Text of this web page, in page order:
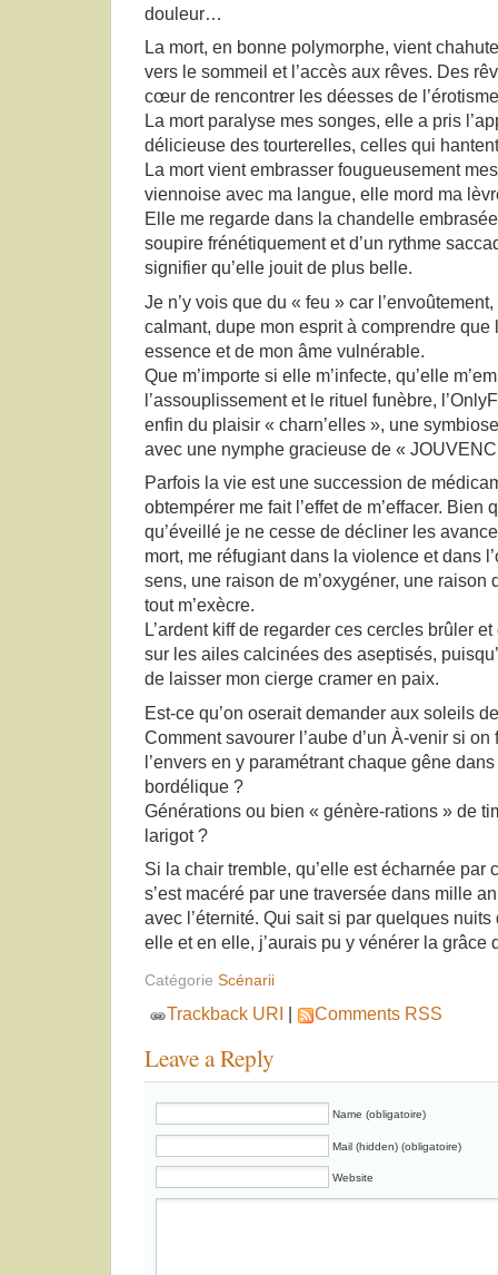
douleur…
La mort, en bonne polymorphe, vient
vers le sommeil et l’accès aux rêves. Des
cœur de rencontrer les déesses de
La mort paralyse mes songes, elle a pris
délicieuse des tourterelles, celles qui
La mort vient embrasser fougueusement
viennoise avec ma langue, elle mord ma
Elle me regarde dans la chandelle
soupire frénétiquement et d’un rythme
signifier qu’elle jouit de plus belle.
Je n’y vois que du « feu » car
calmant, dupe mon esprit à comprendre que
essence et de mon âme vulnérable.
Que m’importe si elle m’infecte, qu’elle
l’assouplissement et le rituel funèbre,
enfin du plaisir « charn’elles », une
avec une nymphe gracieuse de «
Parfois la vie est une succession de
obtempérer me fait l’effet de m’effacer. Bien
qu’éveillé je ne cesse de décliner les
mort, me réfugiant dans la violence et dans
sens, une raison de m’oxygéner, une raison
tout m’exècre.
L’ardent kiff de regarder ces cercles brûler
sur les ailes calcinées des aseptisés,
de laisser mon cierge cramer en paix.
Est-ce qu’on oserait demander aux soleils
Comment savourer l’aube d’un À-venir si on
l’envers en y paramétrant chaque gêne
bordélique ?
Générations ou bien « génère-rations » de
larigot ?
Si la chair tremble, qu’elle est écharnée par
s’est macéré par une traversée dans mille
avec l’éternité. Qui sait si par quelques nuits
elle et en elle, j’aurais pu y vénérer la grâce
Catégorie Scénarii
Trackback URI Comments RSS
Leave a Reply
Name (obligatoire)
Mail (hidden) (obligatoire)
Website